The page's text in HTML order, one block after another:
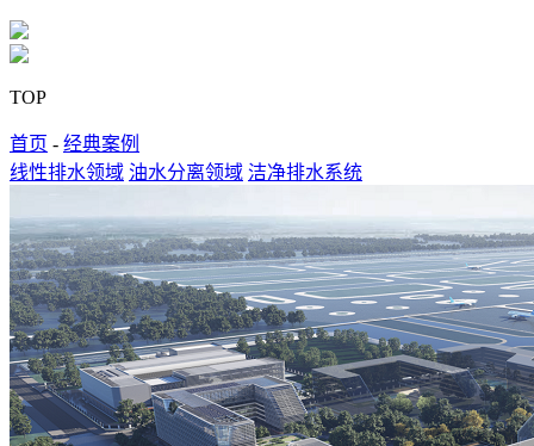
TOP
首页 - 经典案例
线性排水领域 油水分离领域 洁净排水系统